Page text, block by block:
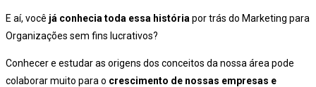
E aí, você já conhecia toda essa história por trás do Marketing para
Organizações sem fins lucrativos?
Conhecer e estudar as origens dos conceitos da nossa área pode
colaborar muito para o crescimento de nossas empresas e